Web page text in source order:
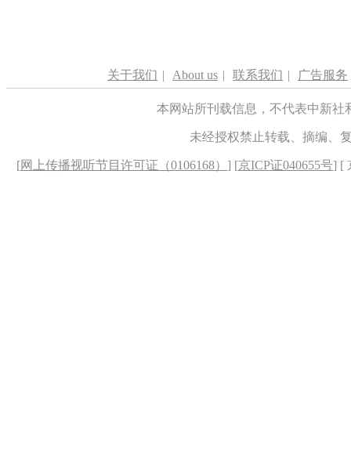
关于我们 | About us | 联系我们 | 广告服务
本网站所刊载信息，不代表中新
未经授权禁止转载、摘编、
[网上传播视听节目许可证（0106168） ] [京ICP证040655号] [